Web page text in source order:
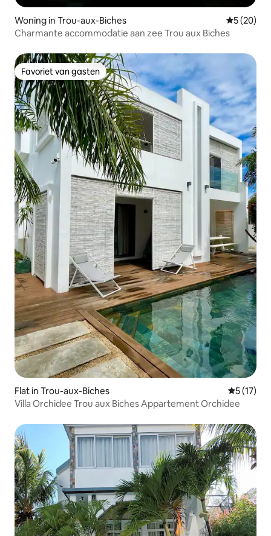
Woning in Trou-aux-Biches
5 (20)
Charmante accommodatie aan zee Trou aux Biches
Favoriet van gasten
Favoriet van gasten
Flat in Trou-aux-Biches
5 (17)
Villa Orchidee Trou aux Biches Appartement Orchidee